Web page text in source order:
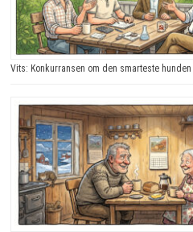
Vits: Konkurransen om den smarteste hunden